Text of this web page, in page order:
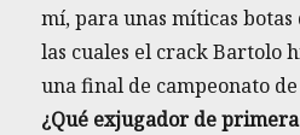
mí, para unas míticas
las cuales el crack Bartolo
una final de campeonato
¿Qué exjugador de